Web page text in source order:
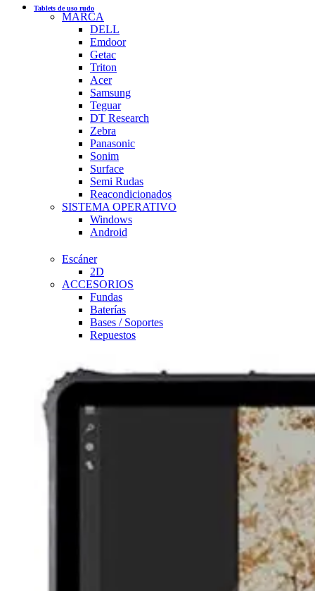
Tablets de uso rudo
MARCA
DELL
Emdoor
Getac
Triton
Acer
Samsung
Teguar
DT Research
Zebra
Panasonic
Sonim
Surface
Semi Rudas
Reacondicionados
SISTEMA OPERATIVO
Windows
Android
Escáner
2D
ACCESORIOS
Fundas
Baterías
Bases / Soportes
Repuestos